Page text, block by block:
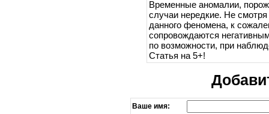
Временные аномалии,
случаи нередкие. Не
данного феномена, к
сопровождаются
по возможности, при
Статья на 5+!
Ваше имя: